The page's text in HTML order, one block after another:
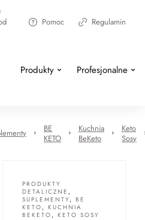
Pomoc Regulamin
Produkty Profesjonalne
BE
KETO
Kuchnia
BeKeto
Keto
Sosy
PRODUKTY
DETALICZNE ,
SUPLEMENTY, BE
KETO , KUCHNIA
BEKETO , KETO SOSY